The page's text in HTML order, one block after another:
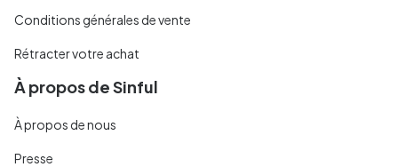
Conditions générales de vente
Rétracter votre achat
À propos de Sinful
À propos de nous
Presse